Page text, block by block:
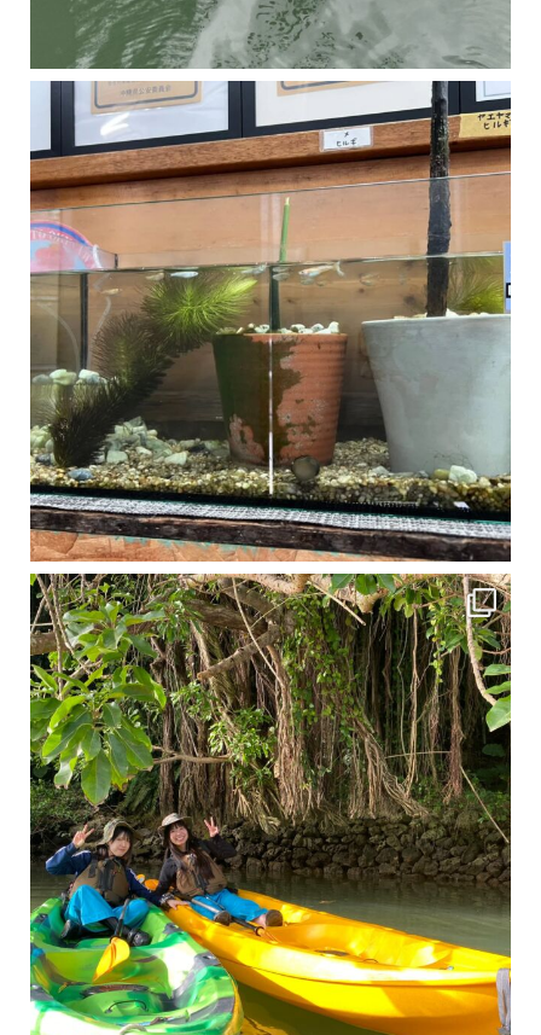
マングローブは汽水域に育つ植物です
1月は流石に沖縄も寒くなってきました
ですが、ご安心ください！ 無料貸し出しの防水